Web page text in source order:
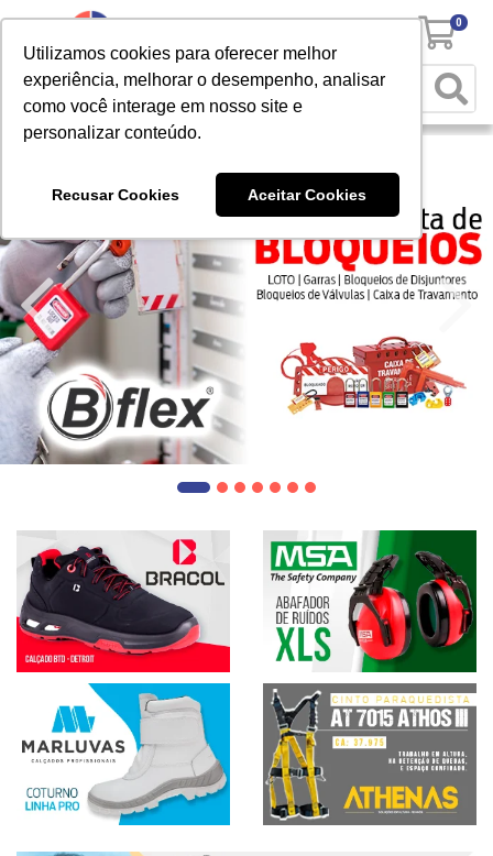
Utilizamos cookies para oferecer melhor
experiência, melhorar o desempenho, analisar
como você interage em nosso site e
personalizar conteúdo.
Recusar Cookies Aceitar Cookies
0